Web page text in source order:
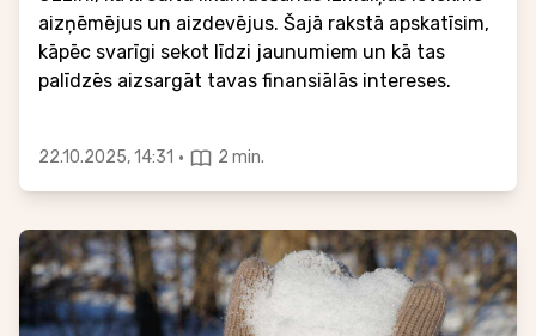
aizņēmējus un aizdevējus. Šajā rakstā apskatīsim,
kāpēc svarīgi sekot līdzi jaunumiem un kā tas
palīdzēs aizsargāt tavas finansiālās intereses.
22.10.2025, 14:31 · 2 min.